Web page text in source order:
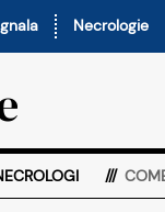
Necrologie